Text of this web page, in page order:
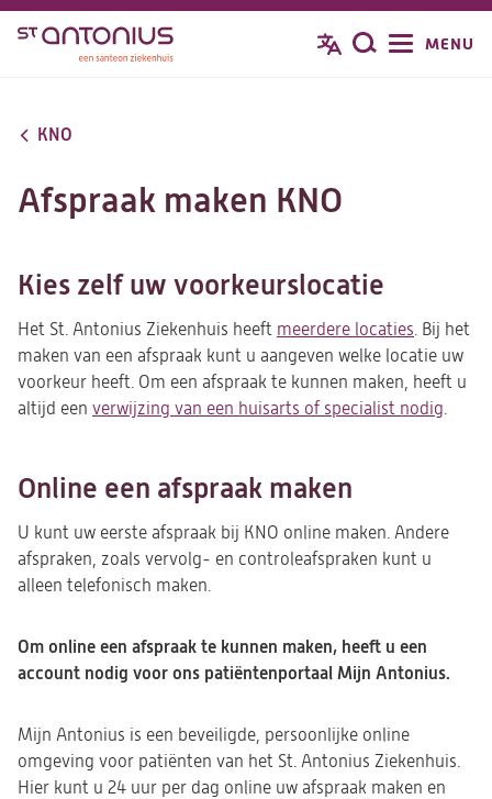
Overslaan
inhoud
Zoeken
MENU
KNO
Afspraak maken KNO
Kies zelf uw voorkeurslocatie
Het St. Antonius Ziekenhuis heeft meerdere locaties. Bij het
maken van een afspraak kunt u aangeven welke locatie uw
voorkeur heeft. Om een afspraak te kunnen maken, heeft u
altijd een verwijzing van een huisarts of specialist nodig.
Online een afspraak maken
U kunt uw eerste afspraak bij KNO online maken. Andere
afspraken, zoals vervolg- en controleafspraken kunt u
alleen telefonisch maken.
Om online een afspraak te kunnen maken, heeft u een
account nodig voor ons patiëntenportaal Mijn Antonius.
Mijn Antonius is een beveiligde, persoonlijke online
omgeving voor patiënten van het St. Antonius Ziekenhuis.
Hier kunt u 24 uur per dag online uw afspraak maken en